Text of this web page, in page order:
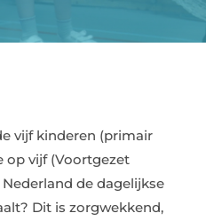
vijf kinderen (primair
op vijf (Voortgezet
de dagelijkse
Dit is zorgwekkend,